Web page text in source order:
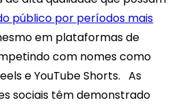
público por períodos mais
em plataformas de
com nomes como
e YouTube Shorts. As
sociais têm demonstrado